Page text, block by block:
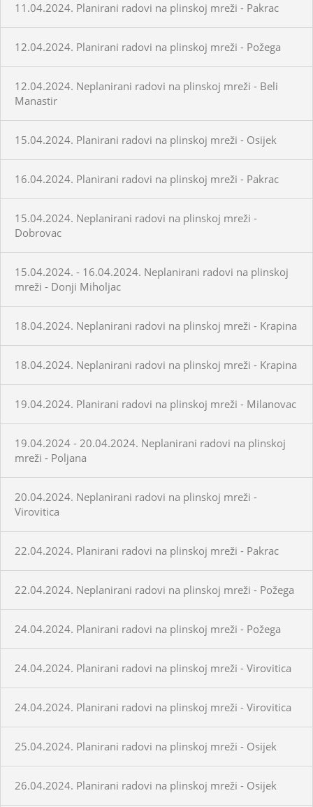
11.04.2024. Planirani radovi na plinskoj mreži - Pakrac
12.04.2024. Planirani radovi na plinskoj mreži - Požega
12.04.2024. Neplanirani radovi na plinskoj mreži - Beli
Manastir
15.04.2024. Planirani radovi na plinskoj mreži - Osijek
16.04.2024. Planirani radovi na plinskoj mreži - Pakrac
15.04.2024. Neplanirani radovi na plinskoj mreži -
Dobrovac
15.04.2024. - 16.04.2024. Neplanirani radovi na plinskoj
mreži - Donji Miholjac
18.04.2024. Neplanirani radovi na plinskoj mreži - Krapina
18.04.2024. Neplanirani radovi na plinskoj mreži - Krapina
19.04.2024. Planirani radovi na plinskoj mreži - Milanovac
19.04.2024 - 20.04.2024. Neplanirani radovi na plinskoj
mreži - Poljana
20.04.2024. Neplanirani radovi na plinskoj mreži -
Virovitica
22.04.2024. Planirani radovi na plinskoj mreži - Pakrac
22.04.2024. Neplanirani radovi na plinskoj mreži - Požega
24.04.2024. Planirani radovi na plinskoj mreži - Požega
24.04.2024. Planirani radovi na plinskoj mreži - Virovitica
24.04.2024. Planirani radovi na plinskoj mreži - Virovitica
25.04.2024. Planirani radovi na plinskoj mreži - Osijek
26.04.2024. Planirani radovi na plinskoj mreži - Osijek